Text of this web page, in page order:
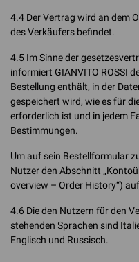
4.4 Der Vertrag wird an dem
des Verkäufers befindet.
4.5 Im Sinne der
informiert GIANVITO ROSSI
Bestellung enthält, in der
gespeichert wird, wie es für
erforderlich ist und in jedem
Bestimmungen.
Um auf sein Bestellformular
Nutzer den Abschnitt
overview – Order History“)
4.6 Die den Nutzern für den
stehenden Sprachen sind
Englisch und Russisch.